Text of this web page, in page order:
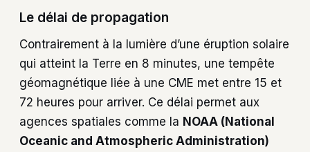
Le délai de propagation
Contrairement à la lumière d’une éruption solaire
qui atteint la Terre en 8 minutes, une tempête
géomagnétique liée à une CME met entre 15 et
72 heures pour arriver. Ce délai permet aux
agences spatiales comme la NOAA (National
Oceanic and Atmospheric Administration)